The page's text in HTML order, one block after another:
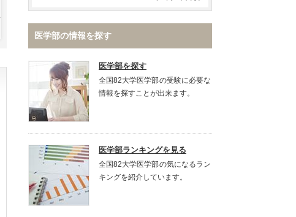
医学部の情報を探す
医学部を探す
全国82大学医学部の受験に必要な
情報を探すことが出来ます。
医学部ランキングを見る
全国82大学医学部の気になるラン
キングを紹介しています。